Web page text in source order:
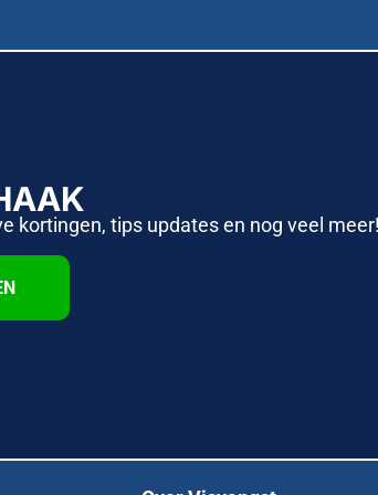
kortingen, tips updates en nog veel